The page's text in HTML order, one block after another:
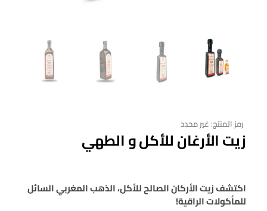
رمز المنتج: غير محدد
زيت الأرغان للأكل و الطهي
اكتشف زيت الأركان الصالح للأكل، الذهب المغربي السائل
للمأكولات الراقية!